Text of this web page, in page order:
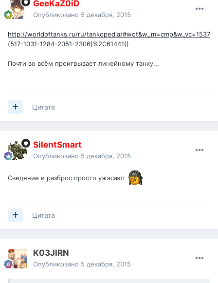
GeeKaZ0iD
Опубликовано 5 декабря, 2015
http://worldoftanks.ru/ru/tankopedia/#wot&w_m=cmp&w_vc=1537
(517-1031-1284-2051-2306)%2C61441()
Почти во всём проигрывает линейному танку...
Цитата
SilentSmart
Опубликовано 5 декабря, 2015
Сведение и разброс просто ужасают
Цитата
K03JIRN
Опубликовано 5 декабря, 2015